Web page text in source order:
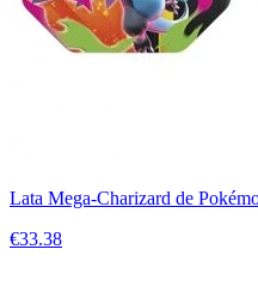
Lata Mega-Charizard de
€33.38